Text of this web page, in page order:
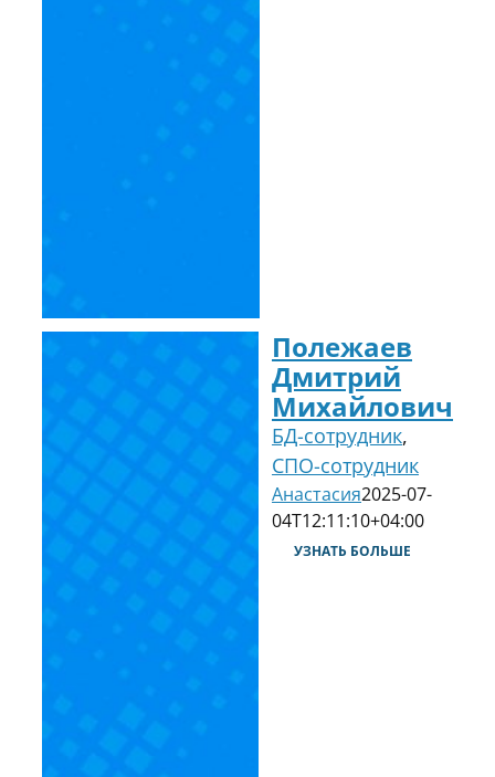
Полежаев
Дмитрий
Михайлович
БД-сотрудник,
СПО-сотрудник
Анастасия2025-07-
04T12:11:10+04:00
УЗНАТЬ БОЛЬШЕ